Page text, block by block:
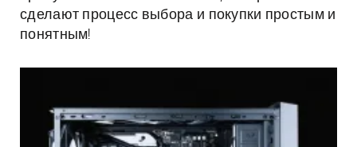
сделают процесс выбора и покупки простым и
понятным!